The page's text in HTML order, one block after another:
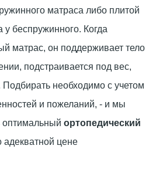
матраса либо плитой
у беспружинного. Когда
матрас, он поддерживает тело
подстраивается под вес,
Подбирать необходимо с учетом
и пожеланий, - и мы
ортопедический
адекватной цене